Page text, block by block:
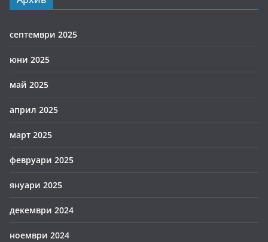
септември 2025
юни 2025
май 2025
април 2025
март 2025
февруари 2025
януари 2025
декември 2024
ноември 2024